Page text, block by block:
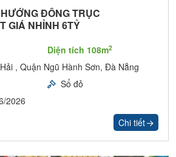
ĐÔNG TRỤC
GIÁ NHỈNH 6TỶ
Diện tích 108m2
, Quận Ngũ Hành Sơn, Đà Nẵng
Sổ đỏ
2026
Chi tiết